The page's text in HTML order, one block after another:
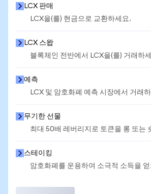
LCX 판매
LCX을(를) 현금으로 교환하세요.
LCX 스왑
블록체인 전반에서 LCX을(를) 거래하
예측
LCX 및 암호화폐 예측 시장에서 거래
무기한 선물
최대 50배 레버리지로 토큰을 롱 또는
스테이킹
암호화폐를 운용하여 소극적 소득을